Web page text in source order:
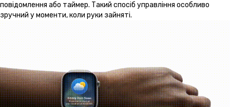
повідомлення або таймер. Такий спосіб управління особливо
зручний у моменти, коли руки зайняті.